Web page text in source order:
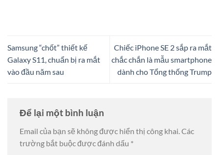
Samsung “chốt” thiết kế
Galaxy S11, chuẩn bị ra mắt
vào đầu năm sau
Chiếc iPhone SE 2 sắp ra mắt
chắc chắn là mẫu smartphone
dành cho Tổng thống Trump
Để lại một bình luận
Email của bạn sẽ không được hiển thị công khai.Các
trường bắt buộc được đánh dấu *